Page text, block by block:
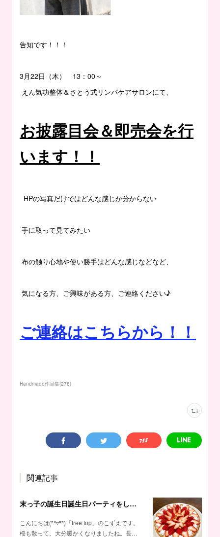
告知です！！！
3月22日（木） 13：00～
えん気功整体＆さとう式リンパケアサロンにて、
お披露目会＆即売会を行
います！！
HPの写真だけではどんな感じか分からない
手に取って見てみたい
布の触り心地や使い勝手はどんな感じなどなど、
気になる方、ご興味がある方、ご連絡ください♪
ご連絡はこちらから！！
Handmade作品集(278)
関連記事
末っ子の誕生日誕生日パーティをしました♪
こんにちは(*⁰▿⁰*)「tree top」のこずえです。
桜も散って、大分暖かくなりましたね。長…